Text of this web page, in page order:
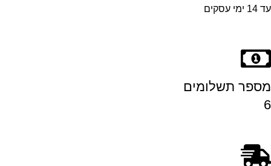
עד 14 ימי עסקים
מספר תשלומים
6